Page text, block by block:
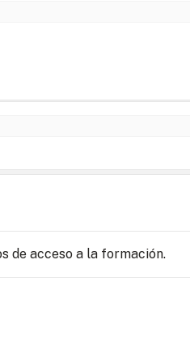
de acceso a la formación.